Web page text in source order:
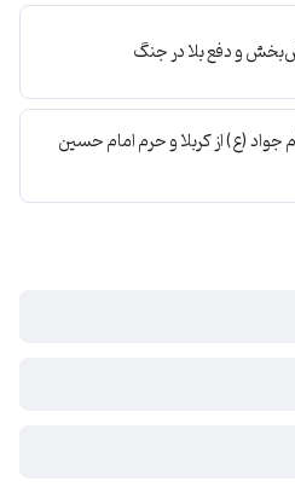
و دفع بلا در جنگ
جواد (ع) از کربلا و حرم امام حسین